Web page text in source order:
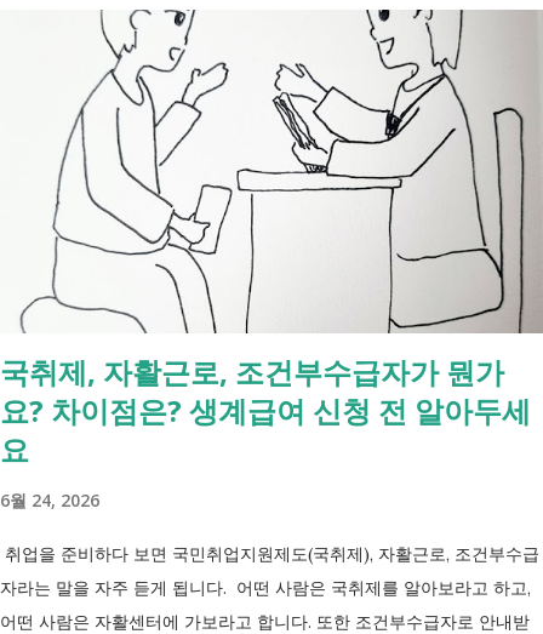
일 발표된 보건복지부 업무계획에 담긴 내용은 무엇인가요? 2027년 보건
복지부의 업무계획에 담긴 장애인관련은 어떤 내용이 있는지 살펴보겠습
니다. 정부 업무계획 내용 추진 시기 3급 단일장애까지 장애인연금 지급
2027년 중증장애인 생계급여 부양의무자 기준 폐지 2027년 하반기 활동
지원서비스 65세 이후 선택권 보장 2027년 7월 최중증 발달장애인 24시
간 긴급돌봄 확대 확대 추진 장애인 공공일자리 지속 확대 계속 추진 ※
업무계획에 담긴 내용으로, 법 개정과 예산 반영 등을 거쳐 시행될 예정
입니다. 부모와 함께 살아도 장애인연금을 받을 수 있을까요? 이번 보건
복지부 업무계획이 발표된 뒤 많은 분들이 질문하셨습니다. "부모와 같이
살면 장애인연금을 받을 수 없나요?" "혼자 살아야만 받을 수 있는 건가
요?" 결론부터 말씀드리면 부모와 함께 거주한다는 이유만으로 장애인연
금을 받을 수 없는 것은 아닙니다. 많은 분들이 이번 업무계획에 포함된
'중증장애인 생계급여 부양의무자 기준 폐지' 와 장애인연금 을 같은 제도
연금 생계급여 목적 장애로 인한 ...
국취제, 자활근로, 조건부수급자가 뭔가
요? 차이점은? 생계급여 신청 전 알아두세
요
6월 24, 2026
취업을 준비하다 보면 국민취업지원제도(국취제), 자활근로, 조건부수급
자라는 말을 자주 듣게 됩니다. 어떤 사람은 국취제를 알아보라고 하고,
어떤 사람은 자활센터에 가보라고 합니다. 또한 조건부수급자로 안내받